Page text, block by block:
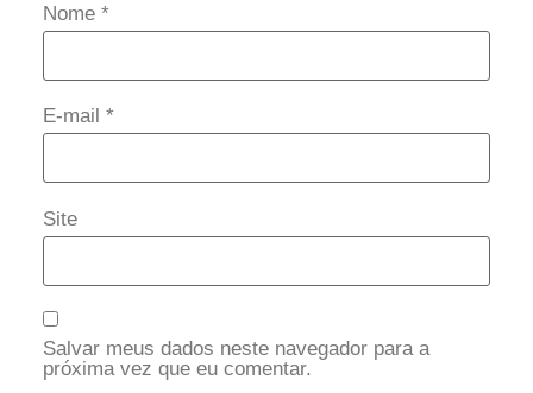
Nome *
E-mail *
Site
Salvar meus dados neste navegador para a
próxima vez que eu comentar.